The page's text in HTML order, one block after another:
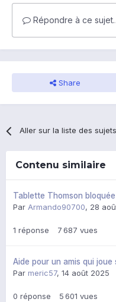
Répondre à ce
Share
Aller sur la liste des sujets
Contenu similaire
Tablette Thomson bloquée
Par Armando90700, 28
1 réponse 7 687 vues
Aide pour un amis qui joue
Par meric57, 14 août 2025
0 réponse 5 601 vues